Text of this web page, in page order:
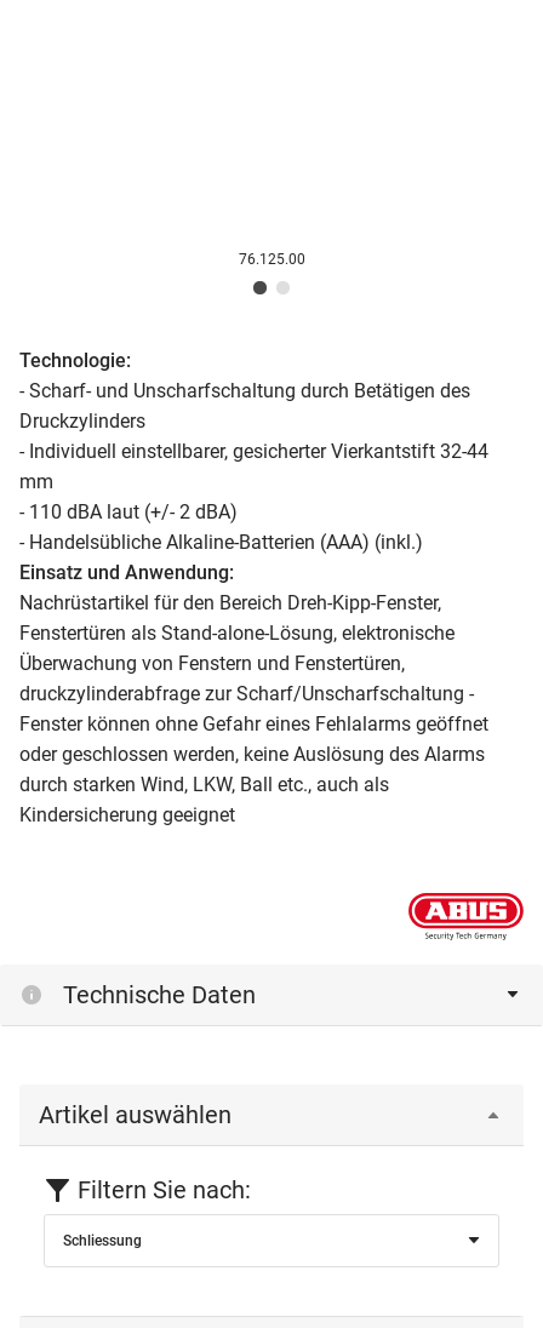
76.125.00
Technologie:
- Scharf- und Unscharfschaltung durch Betätigen des
Druckzylinders
- Individuell einstellbarer, gesicherter Vierkantstift 32-44
mm
- 110 dBA laut (+/- 2 dBA)
- Handelsübliche Alkaline-Batterien (AAA) (inkl.)
Einsatz und Anwendung:
Nachrüstartikel für den Bereich Dreh-Kipp-Fenster,
Fenstertüren als Stand-alone-Lösung, elektronische
Überwachung von Fenstern und Fenstertüren,
druckzylinderabfrage zur Scharf/Unscharfschaltung -
Fenster können ohne Gefahr eines Fehlalarms geöffnet
oder geschlossen werden, keine Auslösung des Alarms
durch starken Wind, LKW, Ball etc., auch als
Kindersicherung geeignet
Technische Daten
Artikel auswählen
Filtern Sie nach:
Schliessung